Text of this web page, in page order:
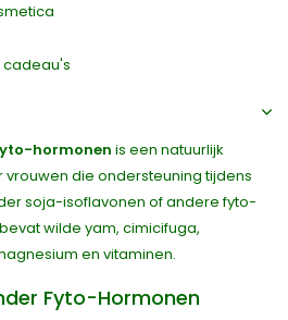
cadeau's
hormonen is een natuurlijk
die ondersteuning tijdens
soja-isoflavonen of andere fyto-
wilde yam, cimicifuga,
en vitaminen.
Fyto-Hormonen